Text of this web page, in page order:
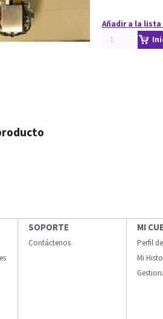
Añadir a la lista
SOPORTE
Contáctenos
MI
Perfil
Mi